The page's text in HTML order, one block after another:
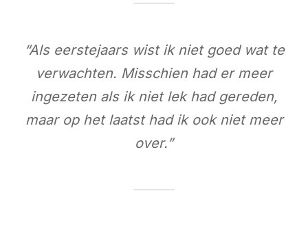
“Als eerstejaars wist ik niet goed wat te
verwachten. Misschien had er meer
ingezeten als ik niet lek had gereden,
maar op het laatst had ik ook niet meer
over.”